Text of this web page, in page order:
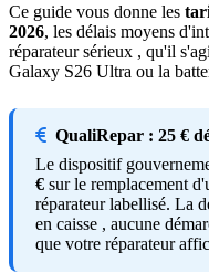
Ce guide vous donne les
2026, les délais moyens
réparateur sérieux , qu'il
Galaxy S26 Ultra ou la
QualiRepar : 25 €
Le dispositif
€ sur le remplacement
réparateur labellisé. La
en caisse , aucune
que votre réparateur